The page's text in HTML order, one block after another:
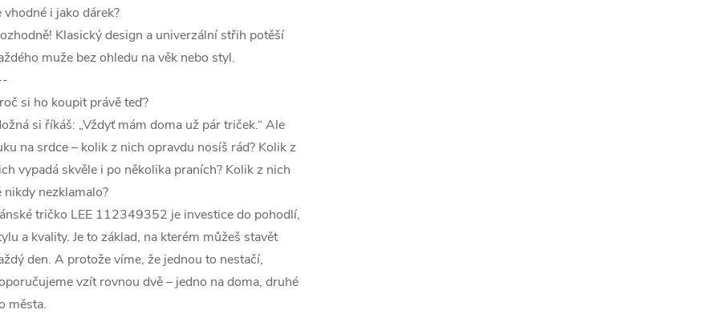
vhodné i jako dárek?
Klasický design a univerzální střih potěší
muže bez ohledu na věk nebo styl.
si ho koupit právě teď?
si říkáš: „Vždyť mám doma už pár triček.“ Ale
na srdce – kolik z nich opravdu nosíš rád? Kolik z
vypadá skvěle i po několika praních? Kolik z nich
nikdy nezklamalo?
tričko LEE 112349352 je investice do pohodlí,
a kvality. Je to základ, na kterém můžeš stavět
den. A protože víme, že jednou to nestačí,
vzít rovnou dvě – jedno na doma, druhé
města.